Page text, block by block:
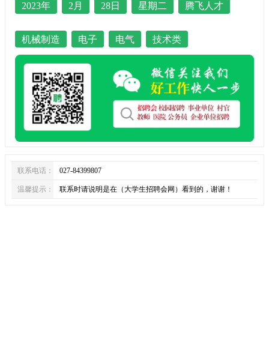
2023年 2月 28日 星期二 腾飞人才
机械制造 电子 电气 技术类
联系电话： 027-84399807
温馨提示： 联系时请说明是在（大学生招聘会网）看到的，谢谢！